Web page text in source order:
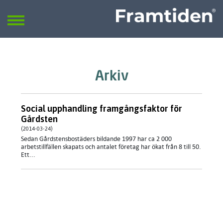
SÖK
Arkiv
Social upphandling framgångsfaktor för
Gårdsten
(2014-03-24)
Sedan Gårdstensbostäders bildande 1997 har ca 2 000
arbetstillfällen skapats och antalet företag har ökat från 8 till 50.
Ett...